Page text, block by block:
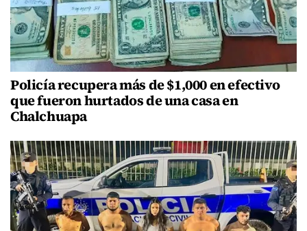
Policía recupera más de $1,000 en efectivo
que fueron hurtados de una casa en
Chalchuapa